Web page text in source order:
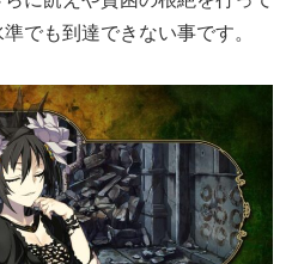
でも到達できない事です。